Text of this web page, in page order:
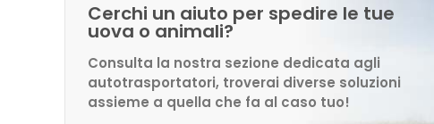
Cerchi un aiuto per spedire le tue
uova o animali?
Consulta la nostra sezione dedicata agli
autotrasportatori, troverai diverse soluzioni
assieme a quella che fa al caso tuo!